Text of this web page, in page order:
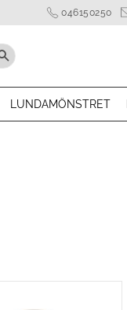
046150250
LUNDAMÖNSTRET